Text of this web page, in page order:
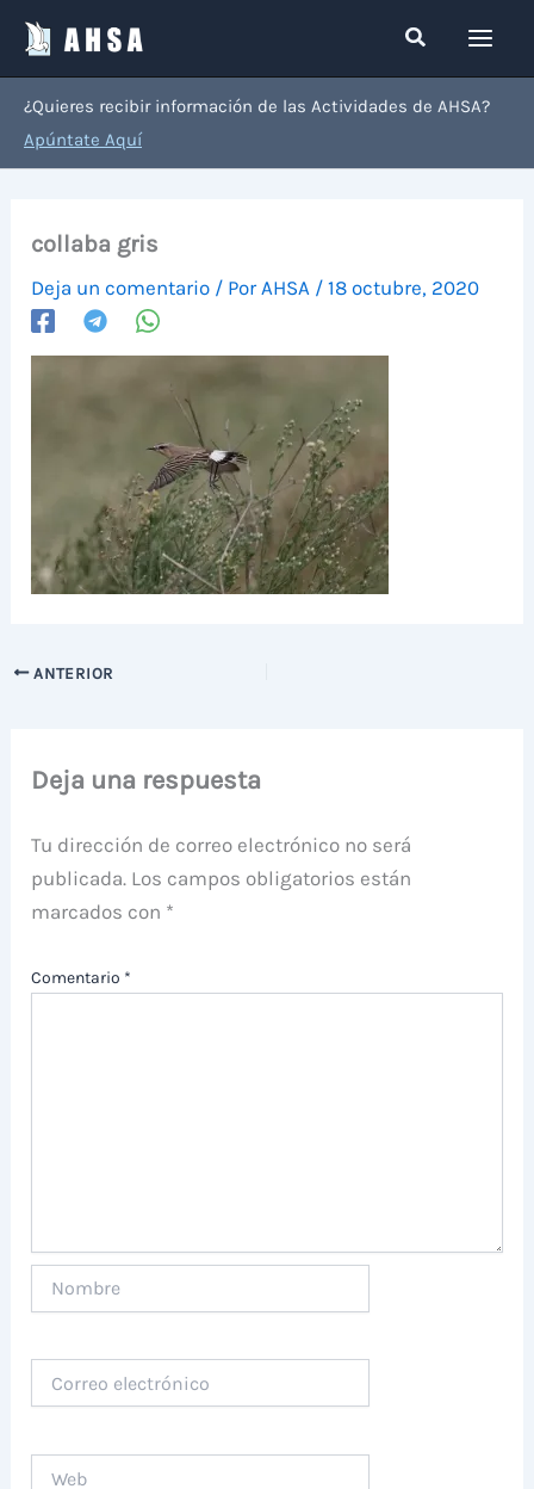
contenido
Buscar
¿Quieres recibir información de las Actividades de AHSA?
Apúntate Aquí
collaba gris
Deja un comentario / Por AHSA /18 octubre, 2020
ANTERIOR
Deja una respuesta
Tu dirección de correo electrónico no será
publicada. Los campos obligatorios están
marcados con *
Comentario *
electrónico